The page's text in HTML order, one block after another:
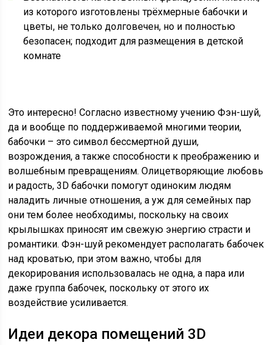
из которого изготовлены трёхмерные бабочки и
цветы, не только долговечен, но и полностью
безопасен; подходит для размещения в детской
комнате
Это интересно! Согласно известному учению Фэн-шуй,
да и вообще по поддерживаемой многими теории,
бабочки – это символ бессмертной души,
возрождения, а также способности к преображению и
волшебным превращениям. Олицетворяющие любовь
и радость, 3D бабочки помогут одиноким людям
наладить личные отношения, а уж для семейных пар
они тем более необходимы, поскольку на своих
крылышках приносят им свежую энергию страсти и
романтики. Фэн-шуй рекомендует располагать бабочек
над кроватью, при этом важно, чтобы для
декорирования использовалась не одна, а пара или
даже группа бабочек, поскольку от этого их
воздействие усиливается.
Идеи декора помещений 3D